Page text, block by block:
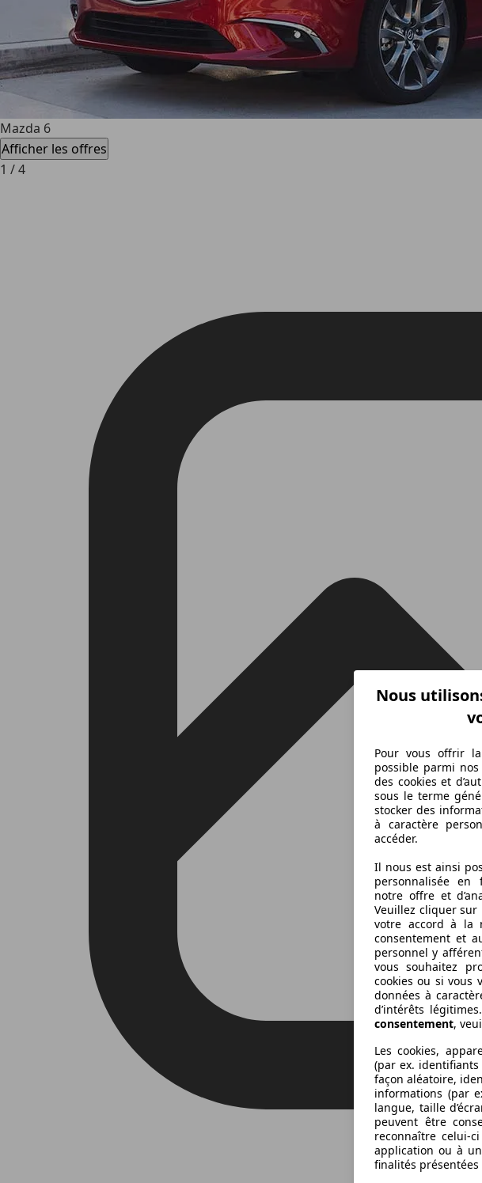
Mazda 6
Afficher les offres
1 /4
Nous
Pour vous offrir
possible parmi
des cookies et
sous le terme
stocker des
à caractère
accéder.
Il nous est ainsi
personnalisée en
notre offre et
Veuillez cliquer
votre accord à la
consentement et
personnel y
vous souhaitez
cookies ou si vous
données à
d’intérêts
consentement,
Les cookies,
(par ex.
façon aléatoire,
informations (par
langue, taille
peuvent être
reconnaître celui-
application ou à
finalités présentées